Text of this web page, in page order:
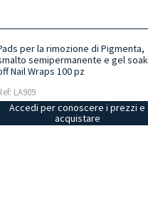
per la rimozione di Pigmenta,
semipermanente e gel soak
Nail Wraps 100 pz
LA909
Accedi per conoscere i prezzi e
acquistare